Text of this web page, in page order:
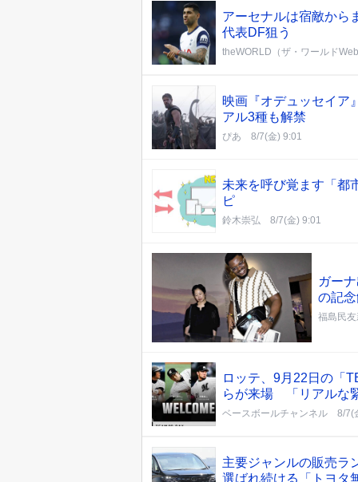
アーセナルは宿敵か
代表DF狙う
theWORLD（ザ・ワールド
映画『オデュッセイア
アル3種も解禁
ぴあ 8/7(金) 9:01
未来を呼び覚ます「都
ピ
鈴木崇弘 8/7(金) 9:01
ガー
の記
福島民
ロッテ、9月22日の「
らが来場 「リアルな
ベースボールチャンネル 8/7(
主要ジャンルの販売
選ばれ続ける「トヨタ